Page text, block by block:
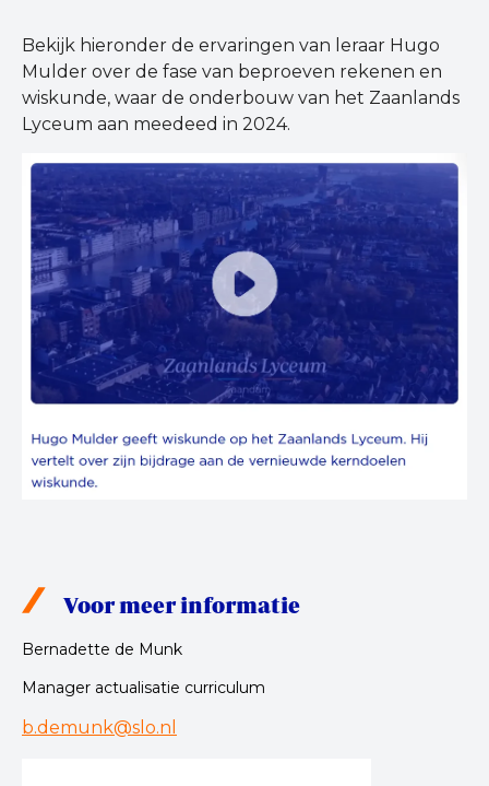
Bekijk hieronder de ervaringen van leraar Hugo
Mulder over de fase van beproeven rekenen en
wiskunde, waar de onderbouw van het Zaanlands
Lyceum aan meedeed in 2024.
Voor meer informatie
Bernadette de Munk
Manager actualisatie curriculum
b.demunk@slo.nl